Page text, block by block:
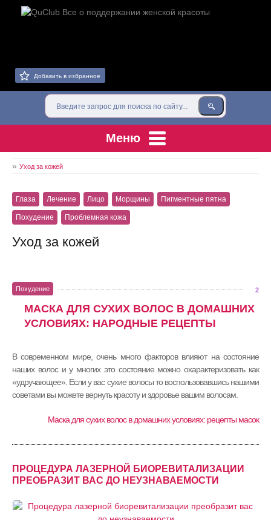
Добавить в избранное
Меню
» Уход за кожей
Глаза Лечение Лицо Морщины Пигментные пятна
Похудение Проблемная кожа
Уход за кожей
Похудение 2
МАСКА ДЛЯ СУХИХ ВОЛОС В ДОМАШНИХ
УСЛОВИЯХ: НАРОДНЫЕ РЕЦЕПТЫ
В современном мире, очень много факторов влияют на состояние
наших волос и у многих это состояние можно охарактеризовать как
«удручающее». Если у вас сухие волосы то воспользовавшись нашими
советами вы можете вернуть красоту и здоровье вашим волосам.
Маска для сухих волос в домашних условиях: рецепты масок
ПРОЦЕДУРА ЛАЗЕРНОЙ БИОРЕВИТАЛИЗАЦИИ
ПРЕОБРАЗИТ ВАС ДО НЕУЗНАВАЕМОСТИ